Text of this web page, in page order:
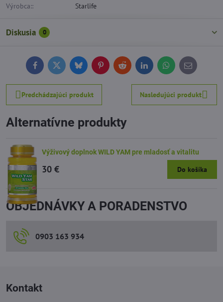
Výrobca:: Starlife
Diskusia 0
FacebookTwitterBlueskyPinterestReddit LinkedInWhatsApp
E-
mail
Predchádzajúci produkt Nasledujúci produkt
Alternatívne produkty
Výživový doplnok WILD YAM pre mladosť a vitalitu
30 € Do košíka
OBJEDNÁVKY A PORADENSTVO
0903 163 934
Kontakt